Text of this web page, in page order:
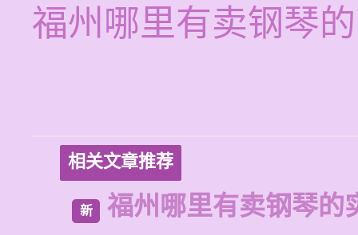
福州哪里有卖钢琴
相关文章推荐
新 福州哪里有卖钢琴的